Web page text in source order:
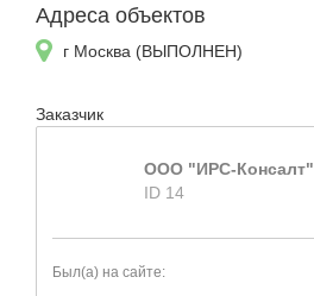
Адреса объектов
г Москва (ВЫПОЛНЕН)
Заказчик
ООО "ИРС-Консалт"
ID 14
Был(а) на сайте: